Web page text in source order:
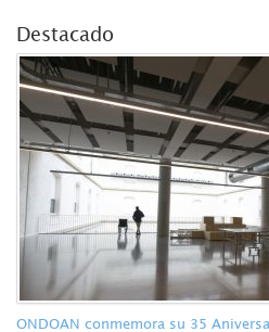
Destacado
ONDOAN conmemora su 35